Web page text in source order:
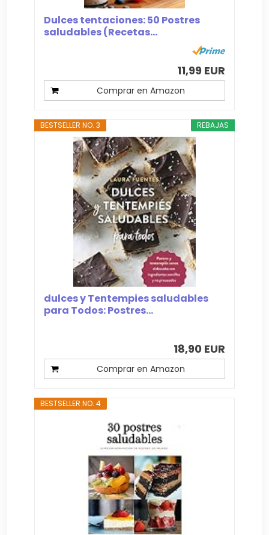
Dulces tentaciones: 50 Postres
saludables (Recetas...
11,99 EUR
Comprar en Amazon
REBAJAS
BESTSELLER NO. 3
dulces y Tentempies saludables
para Todos: Postres...
18,90 EUR
Comprar en Amazon
BESTSELLER NO. 4